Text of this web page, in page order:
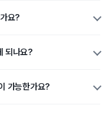
요?
되나요?
가능한가요?